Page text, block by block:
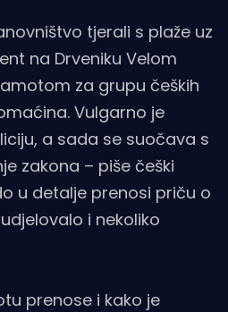
tjerali s plaže uz
na Drveniku Velom
za grupu čeških
Vulgarno je
a sada se suočava s
zakona – piše češki
u detalje prenosi priču o
i nekoliko
prenose i kako je